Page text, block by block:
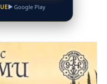
UE Google Play